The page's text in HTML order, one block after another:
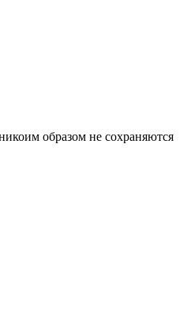
образом не сохраняются